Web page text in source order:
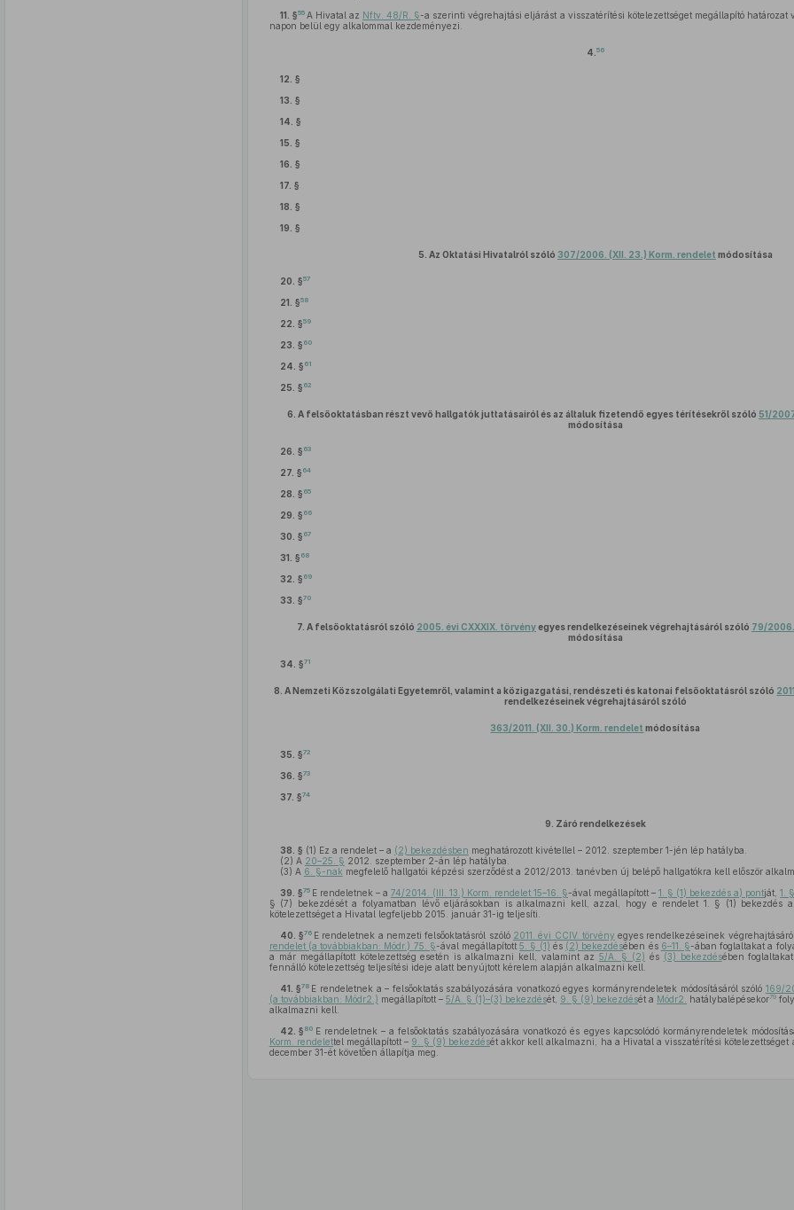
11. §55 A Hivatal az Nftv. 48/R. §-a szerinti végrehajtási eljárást a visszatérítési kötelezettséget megállapító határozat
napon belül egy alkalommal kezdeményezi.
4. 56
12. §
13. §
14. §
15. §
16. §
17. §
18. §
19. §
5. Az Oktatási Hivatalról szóló 307/2006. (XII. 23.) Korm. rendelet módosítása
20. §57
21. §58
22. §59
23. § 60
24. § 61
25. § 62
6. A felsőoktatásban részt vevő hallgatók juttatásairól és az általuk fizetendő egyes térítésekről szóló 51/
módosítása
26. § 63
27. § 64
28. § 65
29. § 66
30. § 67
31. § 68
32. § 69
33. §70
7. A felsőoktatásról szóló 2005. évi CXXXIX. törvényegyes rendelkezéseinek végrehajtásáról szóló 79/2006.
módosítása
34. §71
8. A Nemzeti Közszolgálati Egyetemről, valamint a közigazgatási, rendészeti és katonai felsőoktatásról szóló
rendelkezéseinek végrehajtásáról szóló
363/2011. (XII. 30.) Korm. rendelet módosítása
35. §72
36. §73
37. §74
9. Záró rendelkezések
38. § (1) Ez a rendelet – a (2) bekezdésben meghatározott kivétellel – 2012. szeptember 1-jén lép hatályba.
(2) A 20–25. § 2012. szeptember 2-án lép hatályba.
(3) A 6. §-nak megfelelő hallgatói képzési szerződést a 2012/2013. tanévben új belépő hallgatókra kell először
39. §75 E rendeletnek – a 74/2014. (III. 13.) Korm. rendelet 15–16. §-ával megállapított –1. § (1) bekezdés a) pontját,1.
§ (7) bekezdését a folyamatban lévő eljárásokban is alkalmazni kell, azzal, hogy e rendelet 1. § (1) bekezdés
kötelezettséget a Hivatal legfeljebb 2015. január 31-ig teljesíti.
40. §76 E rendeletnek a nemzeti felsőoktatásról szóló 2011. évi CCIV. törvény egyes rendelkezéseinek
rendelet (a továbbiakban: Módr.) 75. §-ával megállapított5. § (1) és (2) bekezdésében és 6–11. §-ában foglaltakat a
a már megállapított kötelezettség esetén is alkalmazni kell, valamint az 5/A. § (2) és (3) bekezdésében
fennálló kötelezettség teljesítési ideje alatt benyújtott kérelem alapján alkalmazni kell.
41. §78 E rendeletnek a – felsőoktatás szabályozására vonatkozó egyes kormányrendeletek módosításáról szóló 169/
(a továbbiakban: Módr2.) megállapított – 5/A. § (1)–(3) bekezdését, 9. § (9) bekezdését a Módr2. hatálybalépésekor79
alkalmazni kell.
42. § 80 E rendeletnek – a felsőoktatás szabályozására vonatkozó és egyes kapcsolódó kormányrendeletek
Korm. rendelettel megállapított – 9. § (9) bekezdését akkor kell alkalmazni, ha a Hivatal a visszatérítési kötelezettséget
december 31-ét követően állapítja meg.